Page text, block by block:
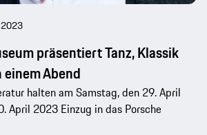
präsentiert Tanz, Klassik
Abend
halten am Samstag, den 29. April
April 2023 Einzug in das Porsche